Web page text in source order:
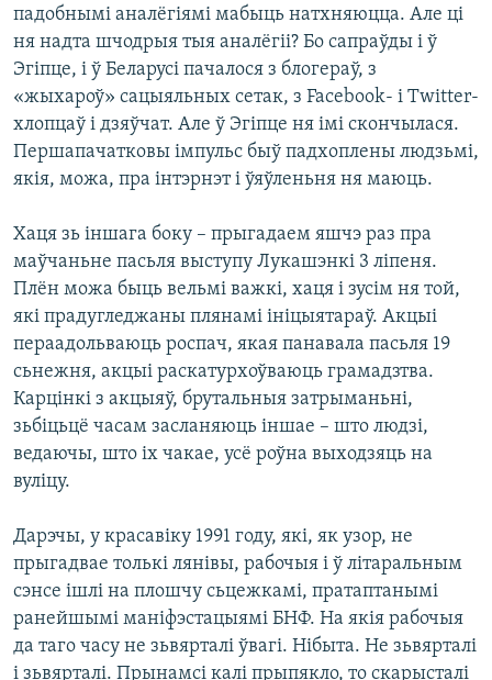
падобнымі аналёгіямі мабыць натхняюцца. Але ці
ня надта шчодрыя тыя аналёгіі? Бо сапраўды і ў
Эгіпце, і ў Беларусі пачалося з блогераў, з
«жыхароў» сацыяльных сетак, з Facebook- і Twitter-
хлопцаў і дзяўчат. Але ў Эгіпце ня імі скончылася.
Першапачатковы імпульс быў падхоплены людзьмі,
якія, можа, пра інтэрнэт і ўяўленьня ня маюць.
Хаця зь іншага боку – прыгадаем яшчэ раз пра
маўчаньне пасьля выступу Лукашэнкі 3 ліпеня.
Плён можа быць вельмі важкі, хаця і зусім ня той,
які прадугледжаны плянамі ініцыятараў. Акцыі
пераадольваюць роспач, якая панавала пасьля 19
сьнежня, акцыі раскатурхоўваюць грамадзтва.
Карцінкі з акцыяў, брутальныя затрыманьні,
зьбіцьцё часам засланяюць іншае – што людзі,
ведаючы, што іх чакае, усё роўна выходзяць на
вуліцу.
Дарэчы, у красавіку 1991 году, які, як узор, не
прыгадвае толькі лянівы, рабочыя і ў літаральным
сэнсе ішлі на плошчу сьцежкамі, пратаптанымі
ранейшымі маніфэстацыямі БНФ. На якія рабочыя
да таго часу не зьвярталі ўвагі. Нібыта. Не зьвярталі
і зьвярталі. Прынамсі калі прыпякло, то скарысталі